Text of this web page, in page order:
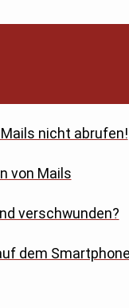
nicht abrufen!
von Mails
verschwunden?
dem